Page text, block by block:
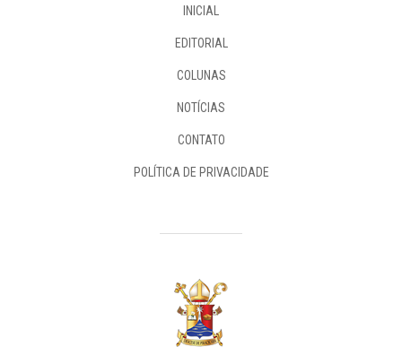
INICIAL
EDITORIAL
COLUNAS
NOTÍCIAS
CONTATO
POLÍTICA DE PRIVACIDADE